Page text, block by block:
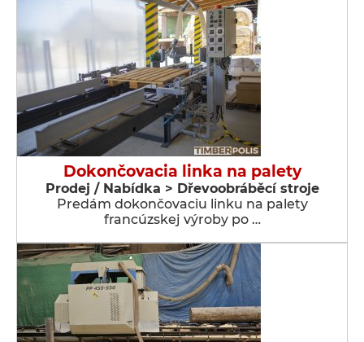
Dokončovacia linka na palety
Prodej / Nabídka > Dřevoobráběcí stroje
Predám dokončovaciu linku na palety
francúzskej výroby po …